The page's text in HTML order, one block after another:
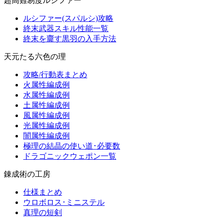
ルシファー(スパルシ)攻略
終末武器スキル性能一覧
終末を齎す黒羽の入手方法
天元たる六色の理
攻略/行動表まとめ
火属性編成例
水属性編成例
土属性編成例
風属性編成例
光属性編成例
闇属性編成例
極理の結晶の使い道･必要数
ドラゴニックウェポン一覧
錬成術の工房
仕様まとめ
ウロボロス･ミニステル
真理の短剣